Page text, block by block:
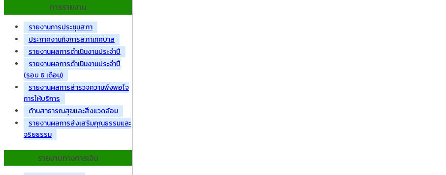
การรายงาน
รายงานการประชุมสภา
ประกาศงานกิจการสภาเทศบาล
รายงานผลการดำเนินงานประจำปี
รายงานผลการดำเนินงานประจำปี
(รอบ 6 เดือน)
รายงานผลการสำรวจความพึงพอใจ
การให้บริการ
ด้านสาธารณสุขและสิ่งแวดล้อม
รายงานผลการส่งเสริมคุณธรรมและ
จริยธรรม
รายงานทางการเงิน